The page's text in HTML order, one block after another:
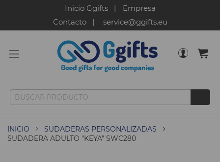
Inicio Ggifts
Empresa
Contacto
service@ggifts.eu
INICIO
SUDADERAS PERSONALIZADAS
SUDADERA ADULTO "KEYA" SWC280